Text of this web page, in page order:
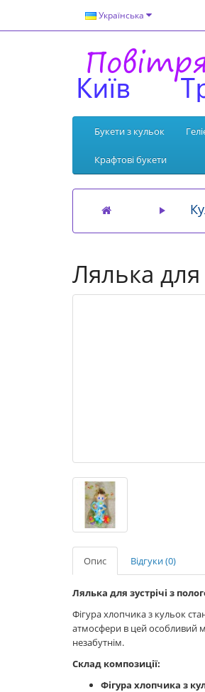
Українська
Букети з кульок
Крафтові букети
Лялька для
Опис Відгуки (0)
Лялька для зустрічі з
Фігура хлопчика з кульок
атмосфери в цей особливий
незабутнім.
Склад композиції:
Фігура хлопчика з